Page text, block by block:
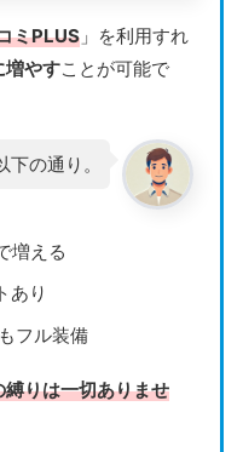
ミPLUS」を利用すれ
増やすことが可能で
の通り。
増える
あり
フル装備
りは一切ありませ